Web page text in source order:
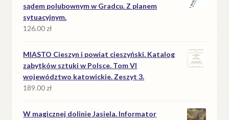
sądem polubownym w Gradcu. Z planem
sytuacyjnym.
126.00zł
MIASTO Cieszyn i powiat cieszyński. Katalog
zabytków sztuki w Polsce. Tom VI
województwo katowickie. Zeszyt 3.
189.00zł
W magicznej dolinie Jasiela. Informator